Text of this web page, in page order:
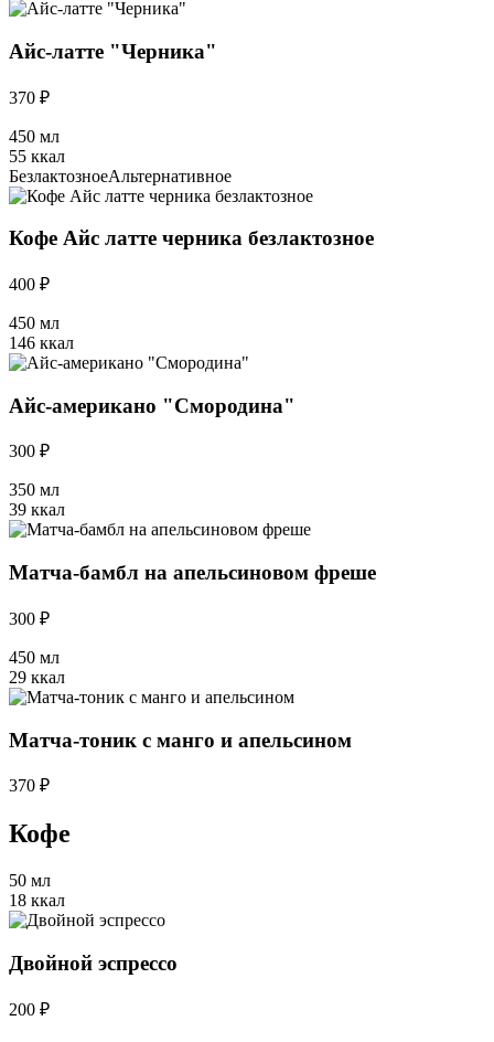
Айс-латте "Черника"
370 ₽
450 мл
55 ккал
БезлактозноеАльтернативное
Кофе Айс латте черника безлактозное
400 ₽
450 мл
146 ккал
Айс-американо "Смородина"
300 ₽
350 мл
39 ккал
Матча-бамбл на апельсиновом фреше
300 ₽
450 мл
29 ккал
Матча-тоник с манго и апельсином
370 ₽
Кофе
50 мл
18 ккал
Двойной эспрессо
200 ₽